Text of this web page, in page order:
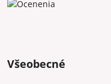
Všeobecné